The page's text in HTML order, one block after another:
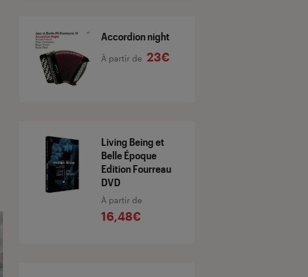
Accordion night
À partir de 23€
Living Being et
Belle Époque
Edition Fourreau
DVD
À partir de
16,48€